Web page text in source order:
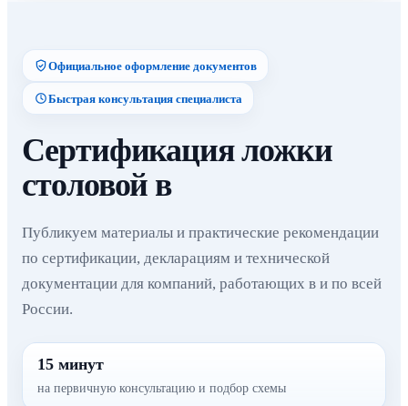
Официальное оформление документов
Быстрая консультация специалиста
Сертификация ложки
столовой в
Публикуем материалы и практические рекомендации
по сертификации, декларациям и технической
документации для компаний, работающих в и по всей
России.
15 минут
на первичную консультацию и подбор схемы